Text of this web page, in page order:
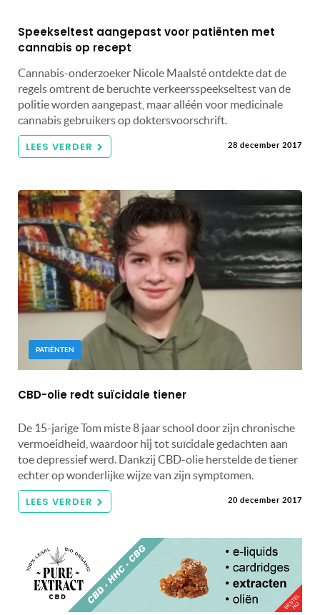
Speekseltest aangepast voor patiënten met
cannabis op recept
Cannabis-onderzoeker Nicole Maalsté ontdekte dat de
regels omtrent de beruchte verkeersspeekseltest van de
politie worden aangepast, maar alléén voor medicinale
cannabis gebruikers op doktersvoorschrift.
LEES VERDER 28 december 2017
PATIËNTEN
CBD-olie redt suïcidale tiener
De 15-jarige Tom miste 8 jaar school door zijn chronische
vermoeidheid, waardoor hij tot suïcidale gedachten aan
toe depressief werd. Dankzij CBD-olie herstelde de tiener
echter op wonderlijke wijze van zijn symptomen.
LEES VERDER 20 december 2017